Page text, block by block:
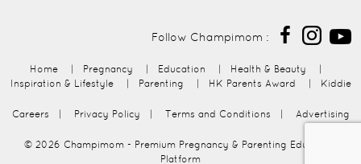
Follow Champimom :
Home Pregnancy Education Health & Beauty
Inspiration & Lifestyle
Parenting HK Parents Award Kiddie
Careers Privacy Policy Terms and Conditions Advertising
© 2026 Champimom - Premium Pregnancy & Parenting Education
Platform